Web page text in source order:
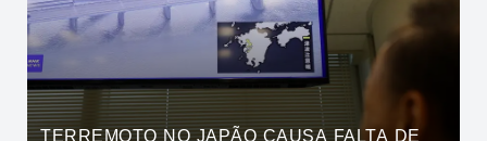
TERREMOTO NO JAPÃO CAUSA FALTA DE